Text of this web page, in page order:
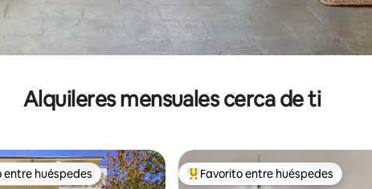
Alquileres mensuales cerca de ti
huéspedes preferido
entre huéspedes Favorito entre huéspedes preferido
Favorito entre huéspedes